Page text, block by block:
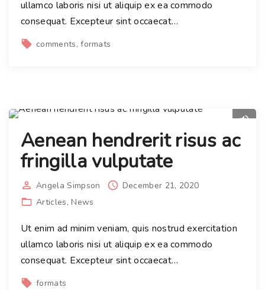
ullamco laboris nisi ut aliquip ex ea commodo
consequat. Excepteur sint occaecat…
comments formats
Aenean hendrerit risus ac
fringilla vulputate
Angela Simpson
December 21, 2020
Articles News
Ut enim ad minim veniam, quis nostrud exercitation
ullamco laboris nisi ut aliquip ex ea commodo
consequat. Excepteur sint occaecat…
formats